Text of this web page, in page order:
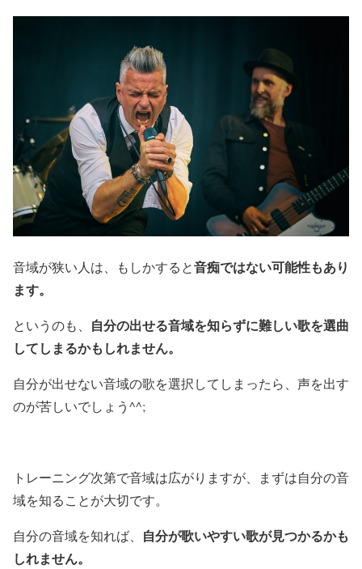
音域が狭い人は、もしかすると音痴ではない可能性もあり
ます。
というのも、 自分の出せる音域を知らずに難しい歌を選曲
してしまるかもしれません。
自分が出せない音域の歌を選択してしまったら、声を出す
のが苦しいでしょう^^;
トレーニング次第で音域は広がりますが、まずは自分の音
域を知ることが大切です。
自分の音域を知れば、 自分が歌いやすい歌が見つかるかも
しれません。